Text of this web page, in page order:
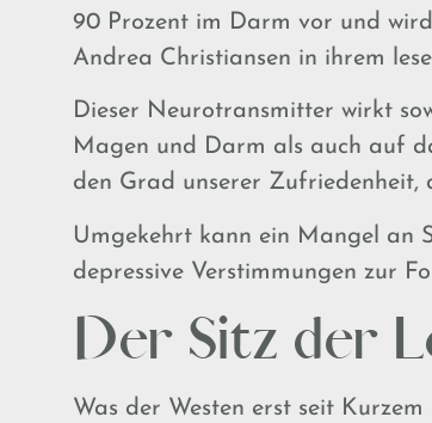
90 Prozent im Darm vor und
Andrea Christiansen in ihrem
Dieser Neurotransmitter wirkt
Magen und Darm als auch auf
den Grad unserer Zufriedenheit,
Umgekehrt kann ein Mangel an
depressive Verstimmungen zur
Der Sitz der
Was der Westen erst seit